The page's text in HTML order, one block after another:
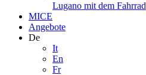
Lugano mit dem Fahrrad
MICE
Angebote
De
It
En
Fr